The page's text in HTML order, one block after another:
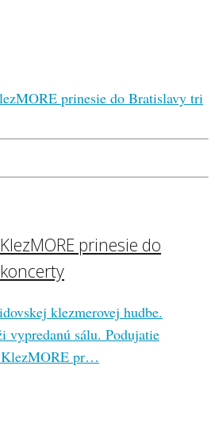
prinesie do
klezmerovej hudbe.
vypredanú sálu. Podujatie
KlezMORE pr…